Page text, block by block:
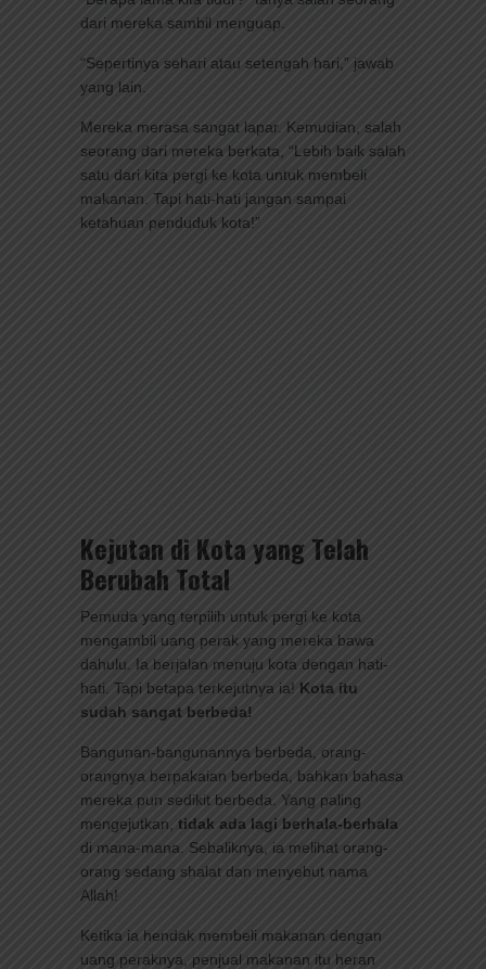
dari mereka sambil menguap.
“Sepertinya sehari atau setengah hari,” jawab
yang lain.
Mereka merasa sangat lapar. Kemudian, salah
seorang dari mereka berkata, “Lebih baik salah
satu dari kita pergi ke kota untuk membeli
makanan. Tapi hati-hati jangan sampai
ketahuan penduduk kota!”
Kejutan di Kota yang Telah
Berubah Total
Pemuda yang terpilih untuk pergi ke kota
mengambil uang perak yang mereka bawa
dahulu. Ia berjalan menuju kota dengan hati-
hati. Tapi betapa terkejutnya ia! Kota itu
sudah sangat berbeda!
Bangunan-bangunannya berbeda, orang-
orangnya berpakaian berbeda, bahkan bahasa
mereka pun sedikit berbeda. Yang paling
mengejutkan, tidak ada lagi berhala-berhala
di mana-mana. Sebaliknya, ia melihat orang-
orang sedang shalat dan menyebut nama
Allah!
Ketika ia hendak membeli makanan dengan
uang peraknya, penjual makanan itu heran